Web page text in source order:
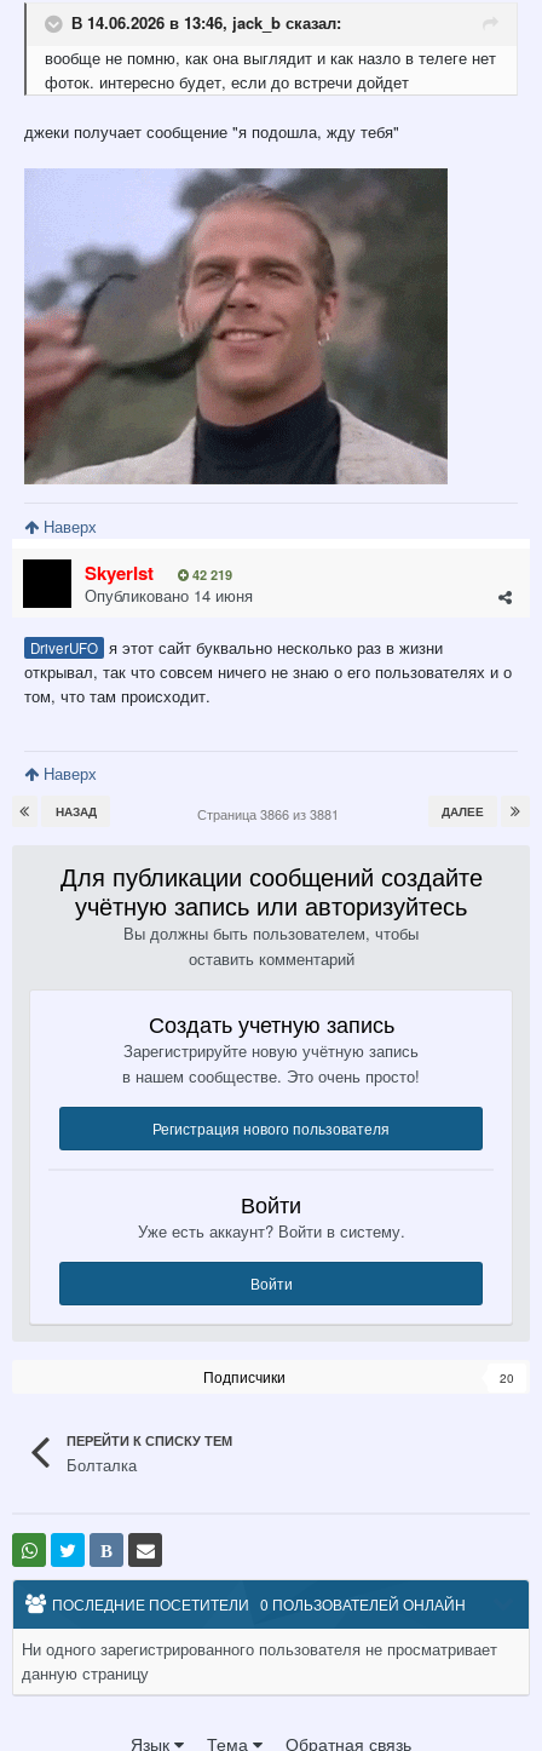
В 14.06.2026 в 13:46, jack_b сказал:
вообще не помню, как она выглядит и как назло в телеге нет
фоток. интересно будет, если до встречи дойдет
джеки получает сообщение "я подошла, жду тебя"
Наверх
SkyerIst 42 219
Опубликовано 14 июня
DriverUFO я этот сайт буквально несколько раз в жизни
открывал, так что совсем ничего не знаю о его пользователях и о
том, что там происходит.
Наверх
НАЗАД ДАЛЕЕ
Страница 3866 из 3881
Для публикации сообщений создайте
учётную запись или авторизуйтесь
Вы должны быть пользователем, чтобы
оставить комментарий
Создать учетную запись
Зарегистрируйте новую учётную запись
в нашем сообществе. Это очень просто!
Регистрация нового пользователя
Войти
Уже есть аккаунт? Войти в систему.
Войти
Подписчики 20
ПЕРЕЙТИ К СПИСКУ ТЕМ
Болталка
В
ПОСЛЕДНИЕ ПОСЕТИТЕЛИ 0 ПОЛЬЗОВАТЕЛЕЙ ОНЛАЙН
Ни одного зарегистрированного пользователя не просматривает
данную страницу
Язык Тема Обратная связь